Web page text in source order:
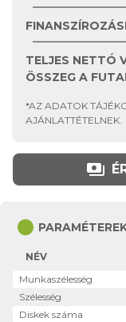
TELJES NETTÓ
ÖSSZEG A
*AZ ADATOK
AJÁNLATTÉTELNEK.
payments
circle
NÉV
Munkaszélesség
Szélesség
Diskek száma